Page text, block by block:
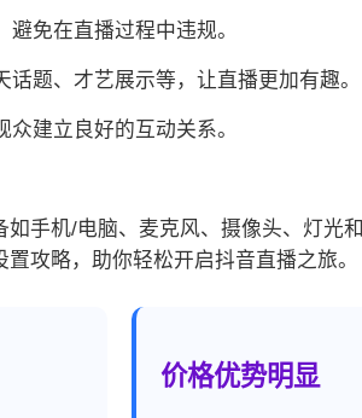
免在直播过程中违规。
题、才艺展示等，让直播更加有趣。
建立良好的互动关系。
手机/电脑、麦克风、摄像头、灯
攻略，助你轻松开启抖音直播之旅。
价格优势明显